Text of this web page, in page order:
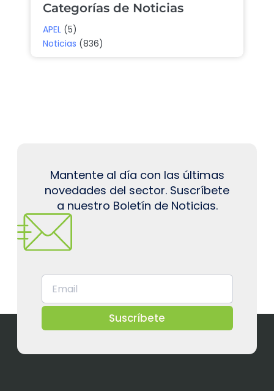
Categorías de Noticias
APEL (5)
Noticias (836)
Mantente al día con las últimas
novedades del sector. Suscríbete
a nuestro Boletín de Noticias.
Suscríbete